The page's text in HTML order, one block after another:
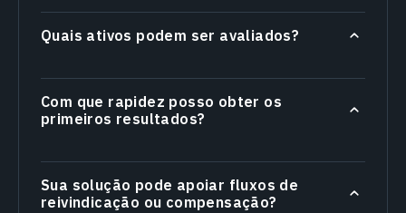
Quais ativos podem ser avaliados?
Com que rapidez posso obter os
primeiros resultados?
Sua solução pode apoiar fluxos de
reivindicação ou compensação?